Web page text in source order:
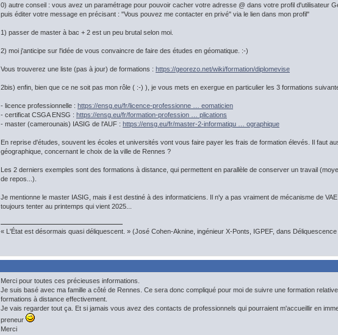
0) autre conseil : vous avez un paramétrage pour pouvoir cacher votre adresse @ dans votre profil d'utilisateur
puis éditer votre message en précisant : "Vous pouvez me contacter en privé" via le lien dans mon profil"
1) passer de master à bac + 2 est un peu brutal selon moi.
2) moi j'anticipe sur l'idée de vous convaincre de faire des études en géomatique. :-)
Vous trouverez une liste (pas à jour) de formations : https://georezo.net/wiki/formation/diplomevise
2bis) enfin, bien que ce ne soit pas mon rôle ( :-) ), je vous mets en exergue en particulier les 3 formations
- licence professionnelle : https://ensg.eu/fr/licence-professionne … eomaticien
- certificat CSGA ENSG : https://ensg.eu/fr/formation-profession … plications
- master (camerounais) IASIG de l'AUF : https://ensg.eu/fr/master-2-informatiqu … ographique
En reprise d'études, souvent les écoles et universités vont vous faire payer les frais de formation élevés. Il faut
géographique, concernant le choix de la ville de Rennes ?
Les 2 derniers exemples sont des formations à distance, qui permettent en parallèle de conserver un travail
de repos...).
Je mentionne le master IASIG, mais il est destiné à des informaticiens. Il n'y a pas vraiment de mécanisme de
toujours tenter au printemps qui vient 2025...
« L'État est désormais quasi déliquescent. » (José Cohen-Aknine, ingénieur X-Ponts, IGPEF, dans
Merci pour toutes ces précieuses informations.
Je suis basé avec ma famille a côté de Rennes. Ce sera donc compliqué pour moi de suivre une formation
formations à distance effectivement.
Je vais regarder tout ça. Et si jamais vous avez des contacts de professionnels qui pourraient m'accueillir en
preneur
Merci